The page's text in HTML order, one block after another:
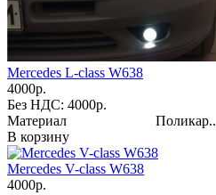
Mercedes L-class W638
4000р.
Без НДС: 4000р.
Материал Поликар..
В корзину
Mercedes V-class W638
4000р.